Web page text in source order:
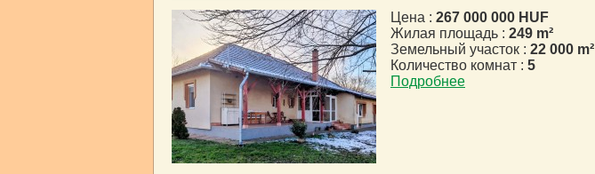
Цена : 267 000 000 HUF
Жилая площадь : 249 m²
Земельный участок : 22 000 m²
Количество комнат : 5
Подробнее